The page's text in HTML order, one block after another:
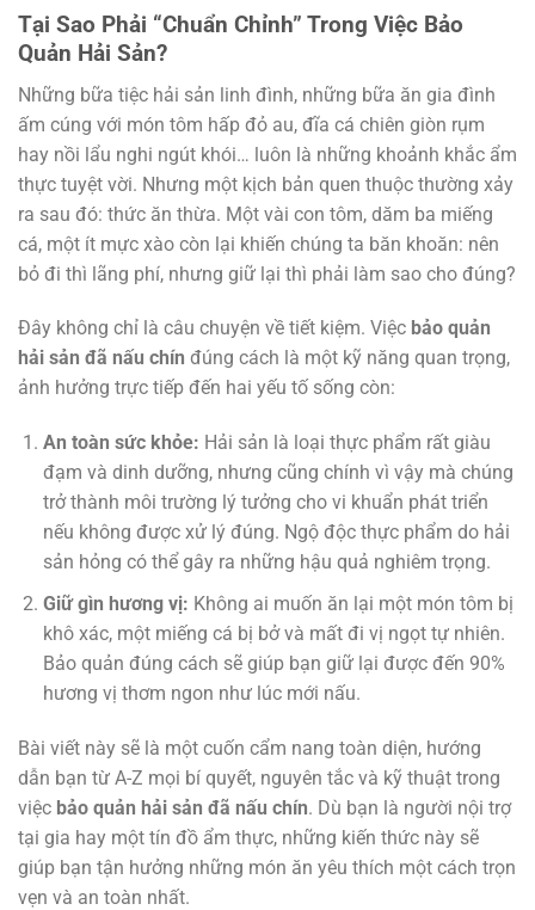
Tại Sao Phải “Chuẩn Chỉnh” Trong Việc Bảo
Quản Hải Sản?
Những bữa tiệc hải sản linh đình, những bữa ăn gia đình
ấm cúng với món tôm hấp đỏ au, đĩa cá chiên giòn rụm
hay nồi lẩu nghi ngút khói… luôn là những khoảnh khắc ẩm
thực tuyệt vời. Nhưng một kịch bản quen thuộc thường xảy
ra sau đó: thức ăn thừa. Một vài con tôm, dăm ba miếng
cá, một ít mực xào còn lại khiến chúng ta băn khoăn: nên
bỏ đi thì lãng phí, nhưng giữ lại thì phải làm sao cho đúng?
Đây không chỉ là câu chuyện về tiết kiệm. Việc bảo quản
hải sản đã nấu chín đúng cách là một kỹ năng quan trọng,
ảnh hưởng trực tiếp đến hai yếu tố sống còn:
An toàn sức khỏe: Hải sản là loại thực phẩm rất giàu
đạm và dinh dưỡng, nhưng cũng chính vì vậy mà chúng
trở thành môi trường lý tưởng cho vi khuẩn phát triển
nếu không được xử lý đúng. Ngộ độc thực phẩm do hải
sản hỏng có thể gây ra những hậu quả nghiêm trọng.
Giữ gìn hương vị: Không ai muốn ăn lại một món tôm bị
khô xác, một miếng cá bị bở và mất đi vị ngọt tự nhiên.
Bảo quản đúng cách sẽ giúp bạn giữ lại được đến 90%
hương vị thơm ngon như lúc mới nấu.
Bài viết này sẽ là một cuốn cẩm nang toàn diện, hướng
dẫn bạn từ A-Z mọi bí quyết, nguyên tắc và kỹ thuật trong
việc bảo quản hải sản đã nấu chín. Dù bạn là người nội trợ
tại gia hay một tín đồ ẩm thực, những kiến thức này sẽ
giúp bạn tận hưởng những món ăn yêu thích một cách trọn
vẹn và an toàn nhất.